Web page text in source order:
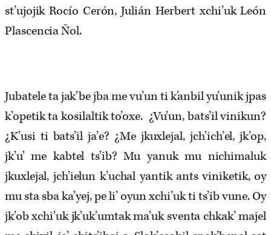
st’ujojik Rocío Cerón, Julián Herbert xchi’uk León
Plascencia Ñol.
Jubatele ta jak’be jba me vu’un ti k’anbil yu’unik jpas
k’opetik ta kosilaltik to’oxe. ¿Vu’un, bats’il vinikun?
¿K’usi ti bats’il ja’e? ¿Me jkuxlejal, jch’ich’el, jk’op,
jk’u’ me kabtel ts’ib? Mu yanuk mu nichimaluk
jkuxlejal, jch’ielun k’uchal yantik ants viniketik, oy
mu sta sba ka’yej, pe li’ oyun xchi’uk ti ts’ib vune. Oy
jk’ob xchi’uk jk’uk’umtak ma’uk sventa chkak’ majel